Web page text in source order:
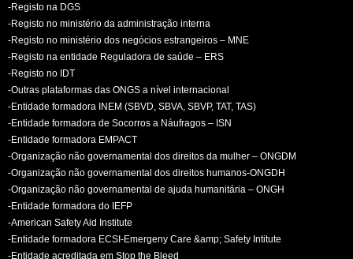
-Registo na DGS
-Registo no ministério da administração interna
-Registo no ministério dos negócios estrangeiros – MNE
-Registo na entidade Reguladora de saúde – ERS
-Registo no IDT
-Outras plataformas das ONGS a nível internacional
-Entidade formadora INEM (SBVD, SBVA, SBVP, TAT, TAS)
-Entidade formadora de Socorros a Náufragos – ISN
-Entidade formadora EMPACT
-Organização não governamental dos direitos da mulher – ONGDM
-Organização não governamental dos direitos humanos-ONGDH
-Organização não governamental de ajuda humanitária – ONGH
-Entidade formadora do IEFP
-American Safety Aid Institute
-Entidade formadora ECSI-Emergeny Care &amp; Safety Intitute
-Entidade acreditada em Stop the Bleed